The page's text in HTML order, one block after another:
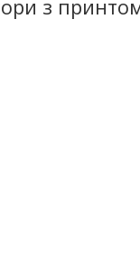
з